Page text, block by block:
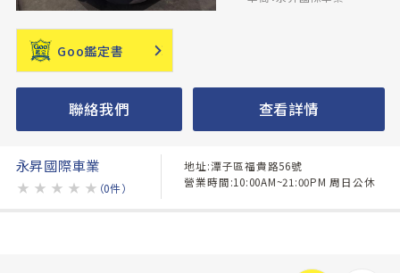
Goo鑑定書
聯絡我們 查看詳情
永昇國際車業
★ ★ ★ ★ ★ （0件）
地址:潭子區福貴路56號
營業時間:10:00AM~21:00PM 周日公休